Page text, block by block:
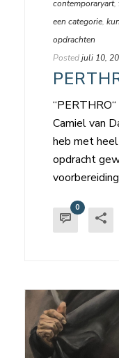
contemporaryart,
een categorie,
opdrachten
Postedjuli 10,
Camiel van
heb met
opdracht
0